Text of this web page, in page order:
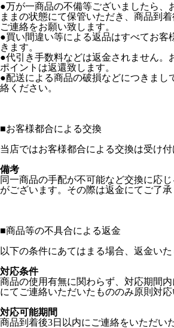
●万が一商品の不備等ございましたら、
ままの状態にて保管いただき、商品到
ご連絡をお願い致します。
●買い間違い等による返品はすべてお客
きます。
●代引き手数料などは返金されません。
ポイントは返還致します。
●配送による商品の破損などにつきまし
絡ください。
■お客様都合による交換
当店ではお客様都合による交換は受け付
備考
同一商品の手配が不可能など交換に応
がございます。その際は返金にてご了承
■商品等の不具合による返金
以下の条件にあてはまる場合、返金いた
対応条件
商品の使用有無に関わらず、対応期間
にてご連絡いただいたもののみ原則対応
対応可能期間
商品到着後3日以内にご連絡をいただい